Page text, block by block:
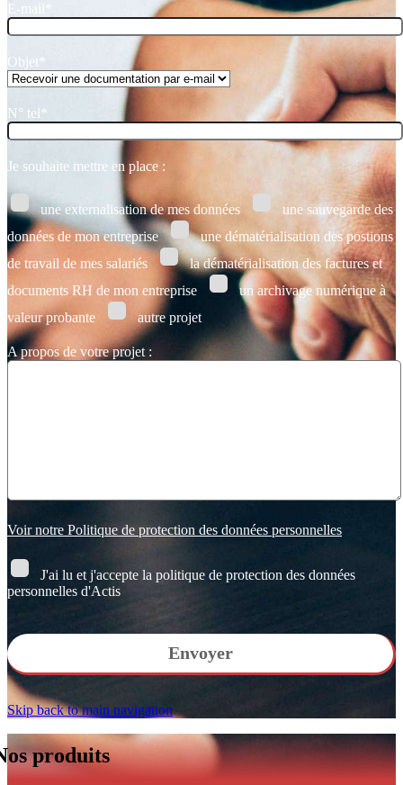
E-mail*
Objet*
N° tel*
Je souhaite mettre en place :
une externalisation de mes données
une sauvegarde des
données de mon entreprise
une dématérialisation des postions
de travail de mes salariés
la dématérialisation des factures et
documents RH de mon entreprise
un archivage numérique à
valeur probante
autre projet
A propos de votre projet :
Voir notre Politique de protection des données personnelles
J'ai lu et j'accepte la politique de protection des données
personnelles d'Actis
laisser
ce
champ
vide.
Skip back to main navigation
produits